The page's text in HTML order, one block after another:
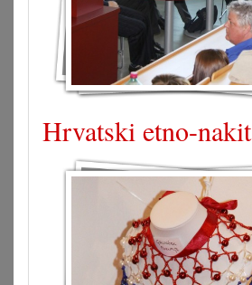
Hrvatski etno-nakit